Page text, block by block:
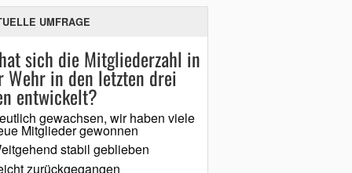
UMFRAGE
sich die Mitgliederzahl in
Wehr in den letzten drei
entwickelt?
gewachsen, wir haben viele
Mitglieder gewonnen
stabil geblieben
zurückgegangen